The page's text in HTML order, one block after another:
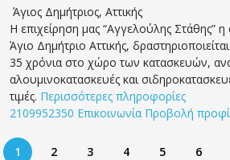
Άγιος Δημήτριος, Αττικής
Η επιχείρηση μας “Αγγελούλης Στάθης”
Άγιο Δημήτριο Αττικής,
35 χρόνια στο χώρο των κατασκευών,
αλουμινοκατασκευές και
τιμές. Περισσότερες πληροφορίες
2109952350 Επικοινωνία Προβολή
1 2 3 4 5 6